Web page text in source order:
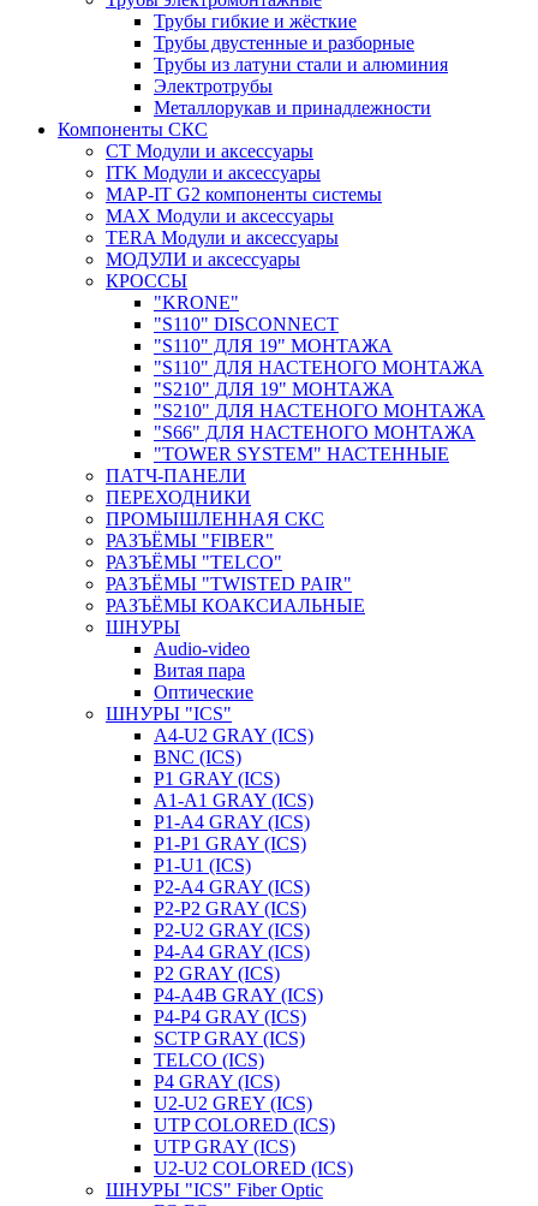
Трубы гибкие и жёсткие
Трубы двустенные и разборные
Трубы из латуни стали и алюминия
Электротрубы
Металлорукав и принадлежности
Компоненты СКС
CT Модули и аксессуары
ITK Модули и аксессуары
MAP-IT G2 компоненты системы
MAX Модули и аксессуары
TERA Модули и аксессуары
МОДУЛИ и аксессуары
КРОССЫ
"KRONE"
"S110" DISCONNECT
"S110" ДЛЯ 19" МОНТАЖА
"S110" ДЛЯ НАСТЕНОГО МОНТАЖА
"S210" ДЛЯ 19" МОНТАЖА
"S210" ДЛЯ НАСТЕНОГО МОНТАЖА
"S66" ДЛЯ НАСТЕНОГО МОНТАЖА
"TOWER SYSTEM" НАСТЕННЫЕ
ПАТЧ-ПАНЕЛИ
ПЕРЕХОДНИКИ
ПРОМЫШЛЕННАЯ СКС
РАЗЪЁМЫ "FIBER"
РАЗЪЁМЫ "TELCO"
РАЗЪЁМЫ "TWISTED PAIR"
РАЗЪЁМЫ КОАКСИАЛЬНЫЕ
ШНУРЫ
Audio-video
Витая пара
Оптические
ШНУРЫ "ICS"
A4-U2 GRAY (ICS)
BNC (ICS)
P1 GRAY (ICS)
A1-A1 GRAY (ICS)
P1-A4 GRAY (ICS)
P1-P1 GRAY (ICS)
P1-U1 (ICS)
P2-A4 GRAY (ICS)
P2-P2 GRAY (ICS)
P2-U2 GRAY (ICS)
P4-A4 GRAY (ICS)
P2 GRAY (ICS)
P4-A4B GRAY (ICS)
P4-P4 GRAY (ICS)
SCTP GRAY (ICS)
TELCO (ICS)
P4 GRAY (ICS)
U2-U2 GREY (ICS)
UTP COLORED (ICS)
UTP GRAY (ICS)
U2-U2 COLORED (ICS)
ШНУРЫ "ICS" Fiber Optic